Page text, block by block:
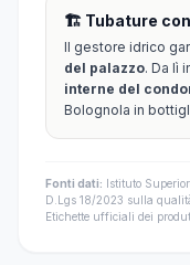
🏗️ Tubature
Il gestore idrico
del palazzo. Da lì
interne del
Bolognola in
Fonti dati: Istituto
D.Lgs 18/2023 sulla
Etichette ufficiali dei